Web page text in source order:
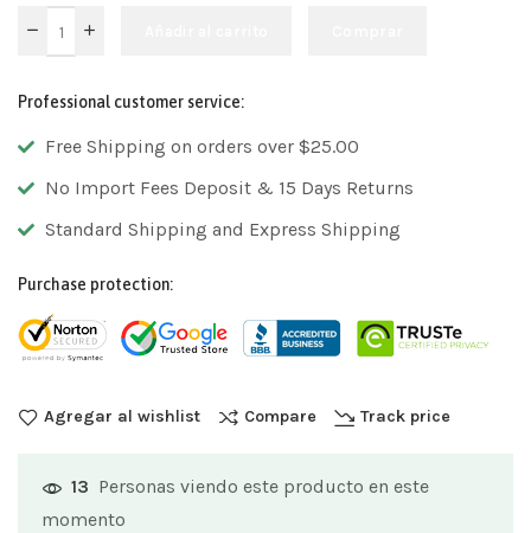
Professional customer service:
Free Shipping on orders over $25.00
No Import Fees Deposit & 15 Days Returns
Standard Shipping and Express Shipping
Purchase protection:
Agregar al wishlist Compare Track price
13 Personas viendo este producto en este
momento